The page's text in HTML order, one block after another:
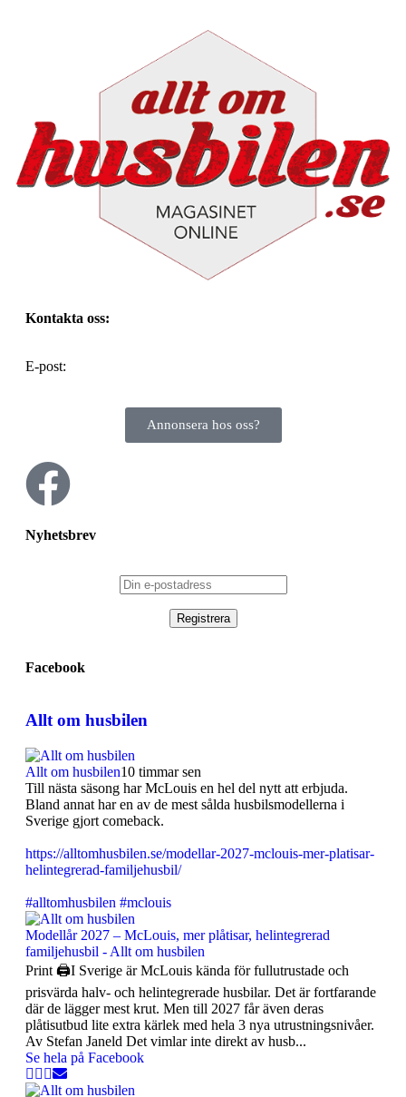
Kontakta oss:
E-post:
Annonsera hos oss?
Nyhetsbrev
Facebook
Allt om husbilen
Allt om husbilen10 timmar sen
Till nästa säsong har McLouis en hel del nytt att erbjuda.
Bland annat har en av de mest sålda husbilsmodellerna i
Sverige gjort comeback.
https://alltomhusbilen.se/modellar-2027-mclouis-mer-platisar-
helintegrerad-familjehusbil/
#alltomhusbilen #mclouis
Modellår 2027 – McLouis, mer plåtisar, helintegrerad
familjehusbil - Allt om husbilen
Print 🖨I Sverige är McLouis kända för fullutrustade och
prisvärda halv- och helintegrerade husbilar. Det är fortfarande
där de lägger mest krut. Men till 2027 får även deras
plåtisutbud lite extra kärlek med hela 3 nya utrustningsnivåer.
Av Stefan Janeld Det vimlar inte direkt av husb...
Se hela på Facebook